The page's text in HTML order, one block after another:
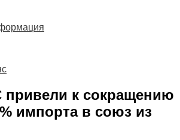
привели к сокращению
импорта в союз из